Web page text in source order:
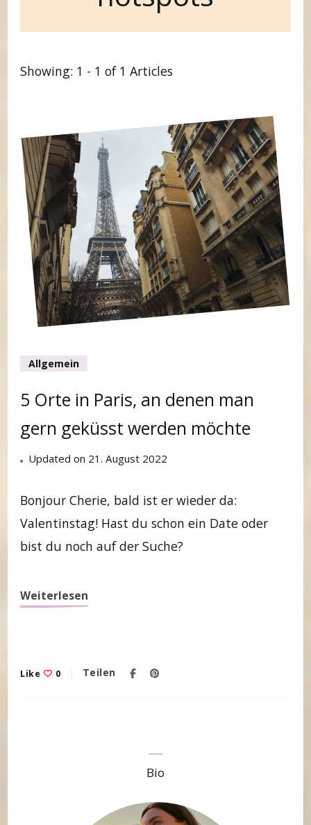
Showing: 1 - 1 of 1 Articles
Allgemein
5 Orte in Paris, an denen man
gern geküsst werden möchte
Updated on 21. August 2022
Bonjour Cherie, bald ist er wieder da:
Valentinstag! Hast du schon ein Date oder
bist du noch auf der Suche?
Weiterlesen
Like 0 Teilen
Bio